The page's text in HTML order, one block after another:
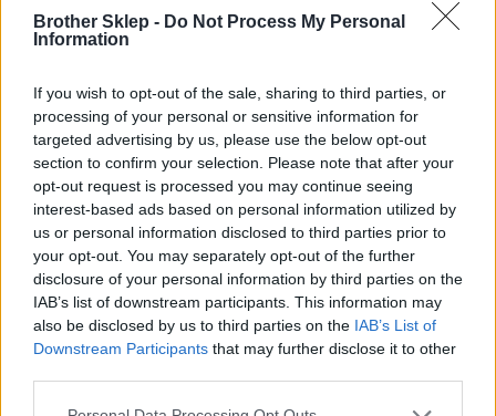
Brother Sklep - Do Not Process My Personal
Information
If you wish to opt-out of the sale, sharing to third parties, or
processing of your personal or sensitive information for
targeted advertising by us, please use the below opt-out
section to confirm your selection. Please note that after your
opt-out request is processed you may continue seeing
interest-based ads based on personal information utilized by
us or personal information disclosed to third parties prior to
your opt-out. You may separately opt-out of the further
disclosure of your personal information by third parties on the
IAB’s list of downstream participants. This information may
also be disclosed by us to third parties on the IAB’s List of
Downstream Participants that may further disclose it to other
Kod producenta
LC985M
Dane producenta
Brother Central and Eastern Europe GmbH
Am Euro Platz 2/2/M1,
1120 Wiedeń, Austria
https://global.brother
Brother Polska